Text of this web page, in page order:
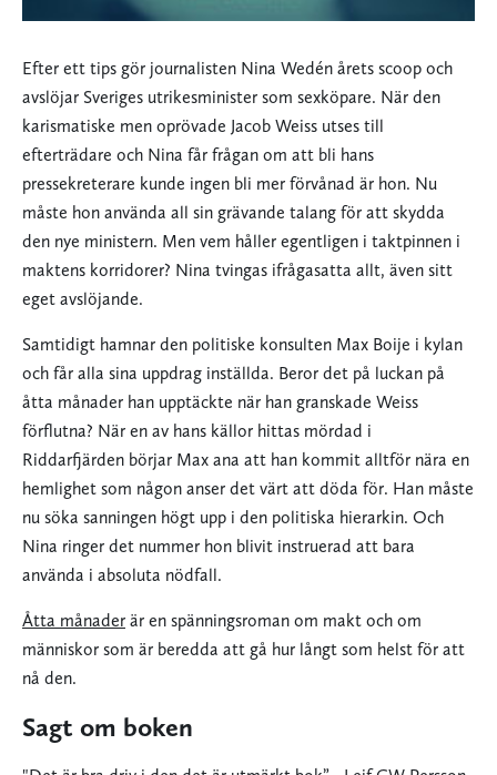
Efter ett tips gör journalisten Nina Wedén årets scoop och
avslöjar Sveriges utrikesminister som sexköpare. När den
karismatiske men oprövade Jacob Weiss utses till
efterträdare och Nina får frågan om att bli hans
pressekreterare kunde ingen bli mer förvånad är hon. Nu
måste hon använda all sin grävande talang för att skydda
den nye ministern. Men vem håller egentligen i taktpinnen i
maktens korridorer? Nina tvingas ifrågasatta allt, även sitt
eget avslöjande.
Samtidigt hamnar den politiske konsulten Max Boije i kylan
och får alla sina uppdrag inställda. Beror det på luckan på
åtta månader han upptäckte när han granskade Weiss
förflutna? När en av hans källor hittas mördad i
Riddarfjärden börjar Max ana att han kommit alltför nära en
hemlighet som någon anser det värt att döda för. Han måste
nu söka sanningen högt upp i den politiska hierarkin. Och
Nina ringer det nummer hon blivit instruerad att bara
använda i absoluta nödfall.
Åtta månader är en spänningsroman om makt och om
människor som är beredda att gå hur långt som helst för att
nå den.
Sagt om boken